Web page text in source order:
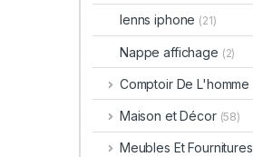
lenns iphone (21)
Nappe affichage (2)
Comptoir De L'homme
Maison et Décor (58)
Meubles Et Fournitures